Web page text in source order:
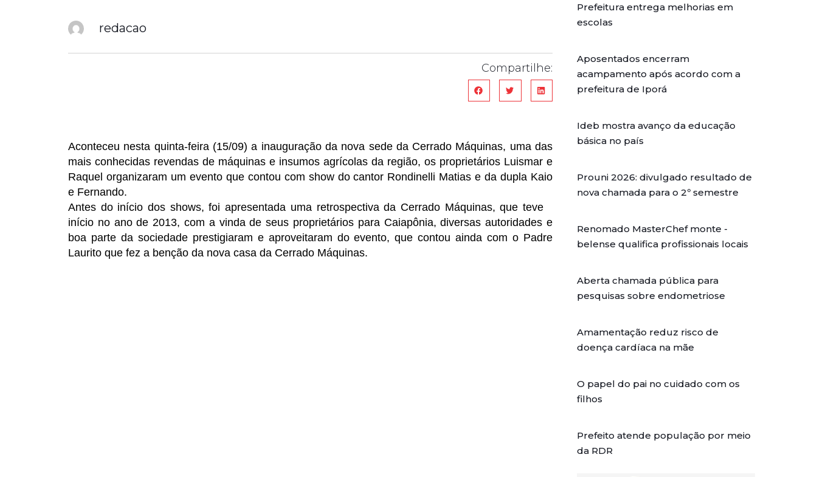
redacao
Compartilhe:
Aconteceu nesta quinta-feira (15/09) a inauguração da nova sede da Cerrado Máquinas, uma das
mais conhecidas revendas de máquinas e insumos agrícolas da região, os proprietários Luismar e
Raquel organizaram um evento que contou com show do cantor Rondinelli Matias e da dupla Kaio
e Fernando.
Antes do início dos shows, foi apresentada uma retrospectiva da Cerrado Máquinas, que teve
início no ano de 2013, com a vinda de seus proprietários para Caiapônia, diversas autoridades e
boa parte da sociedade prestigiaram e aproveitaram do evento, que contou ainda com o Padre
Laurito que fez a benção da nova casa da Cerrado Máquinas.
Prefeitura entrega melhorias em
escolas
Aposentados encerram
acampamento após acordo com a
prefeitura de Iporá
Ideb mostra avanço da educação
básica no país
Prouni 2026: divulgado resultado de
nova chamada para o 2º semestre
Renomado MasterChef monte -
belense qualifica profissionais locais
Aberta chamada pública para
pesquisas sobre endometriose
Amamentação reduz risco de
doença cardíaca na mãe
O papel do pai no cuidado com os
filhos
Prefeito atende população por meio
da RDR